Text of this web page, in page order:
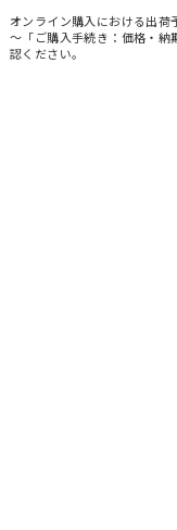
オンライン購入における出荷
～「ご購入手続き：価格・納
認ください。